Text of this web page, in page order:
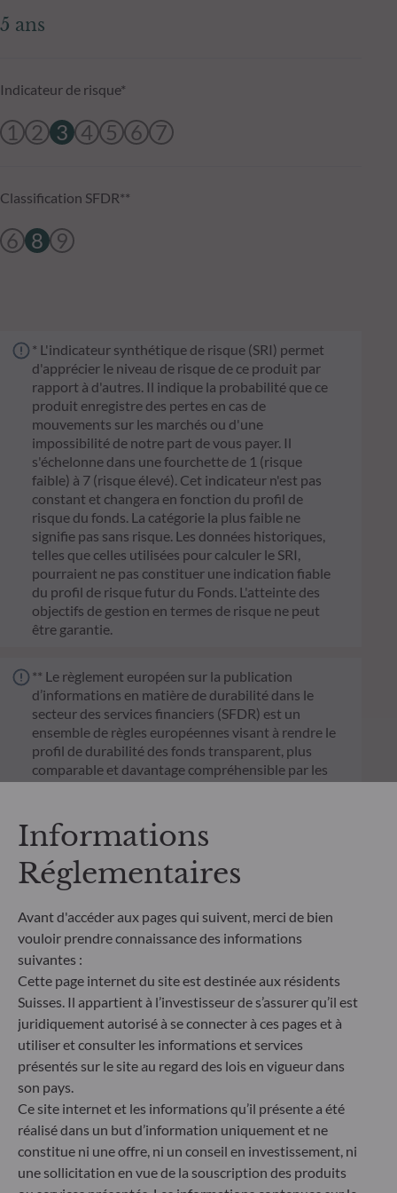
5 ans
Indicateur de risque*
1 2 3 4 5 6 7
Classification SFDR**
6 8 9
* L'indicateur synthétique de risque (SRI) permet
d'apprécier le niveau de risque de ce produit par
rapport à d'autres. Il indique la probabilité que ce
produit enregistre des pertes en cas de
mouvements sur les marchés ou d'une
impossibilité de notre part de vous payer. Il
s'échelonne dans une fourchette de 1 (risque
faible) à 7 (risque élevé). Cet indicateur n'est pas
constant et changera en fonction du profil de
risque du fonds. La catégorie la plus faible ne
signifie pas sans risque. Les données historiques,
telles que celles utilisées pour calculer le SRI,
pourraient ne pas constituer une indication fiable
du profil de risque futur du Fonds. L'atteinte des
objectifs de gestion en termes de risque ne peut
être garantie.
** Le règlement européen sur la publication
d’informations en matière de durabilité dans le
secteur des services financiers (SFDR) est un
ensemble de règles européennes visant à rendre le
profil de durabilité des fonds transparent, plus
comparable et davantage compréhensible par les
les effets négatifs des décisions d'investissement
sur les facteurs de durabilité dans le processus de
décision d'investissement. Article 8 : L'équipe de
gestion traite les risques de durabilité en intégrant
Gouvernance) dans son processus de décision
d'investissement. Article 9 : L'équipe de gestion suit
un objectif d'investissement durable strict qui
contribue de manière significative aux défis de la
transition écologique, et traite les risques de
durabilité par le biais de notations fournies par le
fournisseur externe de données ESG de la société
de gestion
Informations
Réglementaires
Avant d'accéder aux pages qui suivent, merci de bien
vouloir prendre connaissance des informations
suivantes :
Cette page internet du site est destinée aux résidents
Suisses. Il appartient à l’investisseur de s’assurer qu’il est
juridiquement autorisé à se connecter à ces pages et à
utiliser et consulter les informations et services
présentés sur le site au regard des lois en vigueur dans
son pays.
Ce site internet et les informations qu’il présente a été
réalisé dans un but d’information uniquement et ne
constitue ni une offre, ni un conseil en investissement, ni
une sollicitation en vue de la souscription des produits